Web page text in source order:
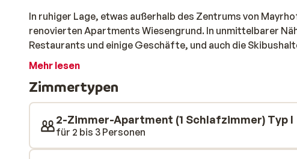
In ruhiger Lage, etwas außerhalb des Zentrums von
renovierten Apartments Wiesengrund. In unmittelbarer
Restaurants und einige Geschäfte, und auch die
Alle Studios und Wohnungen sind modern und sehr
Mehr lesen
Zimmertypen
2-Zimmer-Apartment (1 Schlafzimmer) Typ I
für 2 bis 3 Personen